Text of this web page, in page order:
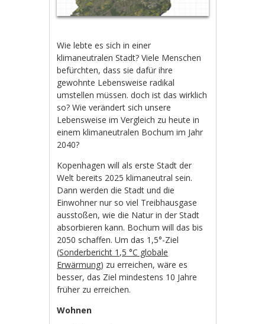
Wie lebte es sich in einer
klimaneutralen Stadt? Viele Menschen
befürchten, dass sie dafür ihre
gewohnte Lebensweise radikal
umstellen müssen. doch ist das wirklich
so? Wie verändert sich unsere
Lebensweise im Vergleich zu heute in
einem klimaneutralen Bochum im Jahr
2040?
Kopenhagen will als erste Stadt der
Welt bereits 2025 klimaneutral sein.
Dann werden die Stadt und die
Einwohner nur so viel Treibhausgase
ausstoßen, wie die Natur in der Stadt
absorbieren kann. Bochum will das bis
2050 schaffen. Um das 1,5°-Ziel
(Sonderbericht 1,5 °C globale
Erwärmung) zu erreichen, wäre es
besser, das Ziel mindestens 10 Jahre
früher zu erreichen.
Wohnen